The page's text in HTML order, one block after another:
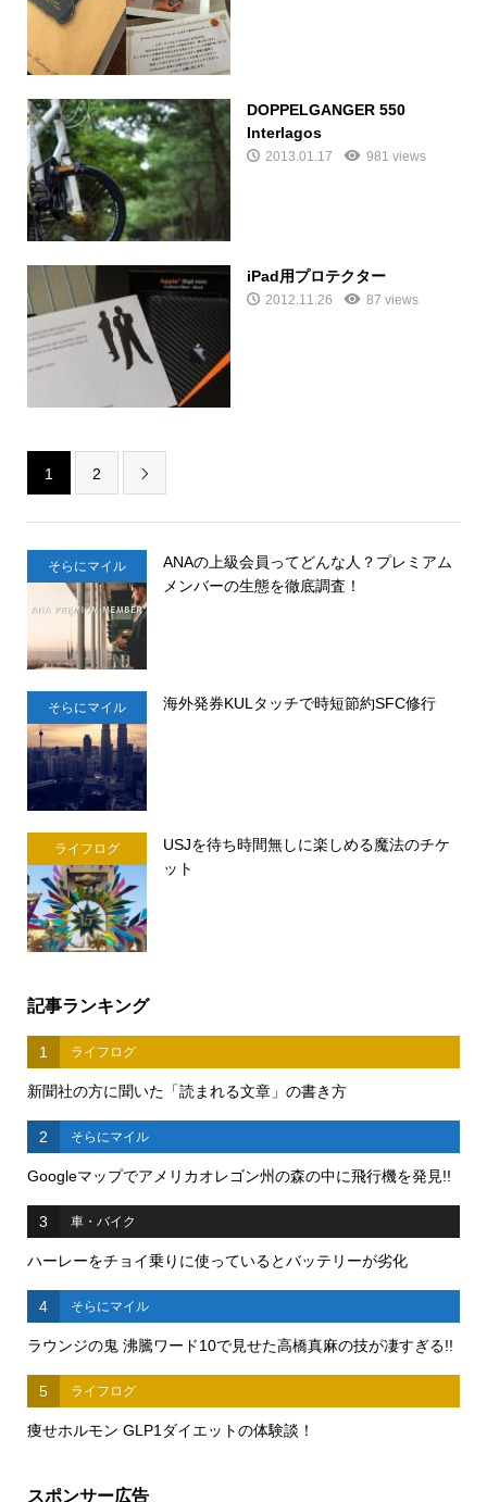
DOPPELGANGER 550
Interlagos
2013.01.17 981 views
iPad用プロテクター
2012.11.26 87 views
1 2 
そらにマイル
ANAの上級会員ってどんな人？プレミアム
メンバーの生態を徹底調査！
そらにマイル 海外発券KULタッチで時短節約SFC修行
ライフログ
USJを待ち時間無しに楽しめる魔法のチケ
ット
記事ランキング
1 ライフログ
新聞社の方に聞いた「読まれる文章」の書き方
2 そらにマイル
Googleマップでアメリカオレゴン州の森の中に飛行機を発見!!
3 車・バイク
ハーレーをチョイ乗りに使っているとバッテリーが劣化
4 そらにマイル
ラウンジの鬼 沸騰ワード10で見せた高橋真麻の技が凄すぎる!!
5 ライフログ
痩せホルモン GLP1ダイエットの体験談！
スポンサー広告